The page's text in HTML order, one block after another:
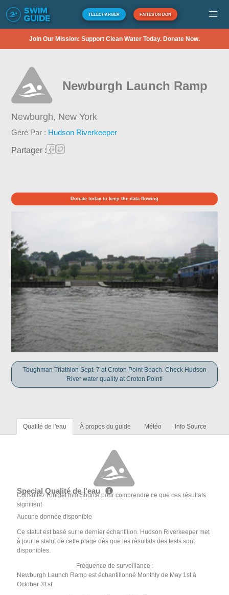
TÉLÉCHARGER FAITES UN DON
Join Our Mission: Support Clean Water Today. Donate Now.
Newburgh Launch Ramp
Newburgh, New York
Géré Par : Hudson Riverkeeper
Partager :
Donate today to keep the data flowing
Toughman Triathlon Sept. 7 at Croton Point Beach. Check Hudson
River water quality at Croton Point!
Qualité de l'eau À propos du guide Météo Info Source
Special Qualité de l'eau
Consultez l'onglet Info Source pour comprendre ce que ces résultats
signifient
Aucune donnée disponible
Ce statut est basé sur le dernier échantillon. Hudson Riverkeeper met
à jour le statut de cette plage dès que les résultats des tests sont
disponibles.
Fréquence de surveillance :
Newburgh Launch Ramp est échantillonné Monthly de May 1st à
October 31st.